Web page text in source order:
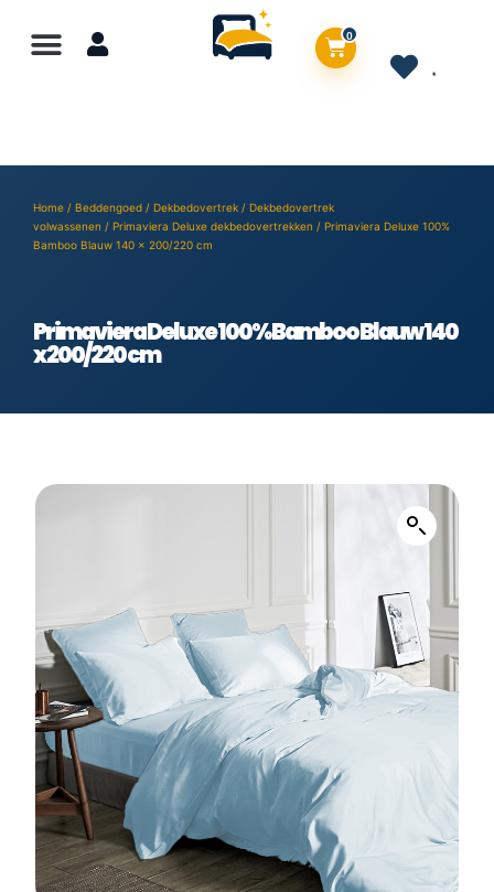
0
Home / Beddengoed / Dekbedovertrek / Dekbedovertrek
volwassenen / Primaviera Deluxe dekbedovertrekken / Primaviera Deluxe 100%
Bamboo Blauw 140 x 200/220 cm
Primaviera Deluxe 100% Bamboo Blauw 140
x 200/220 cm